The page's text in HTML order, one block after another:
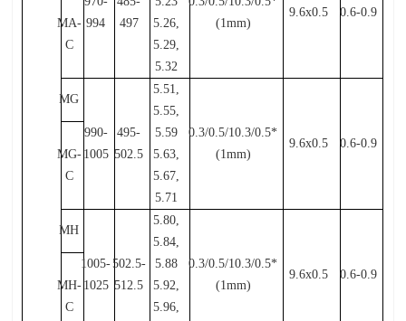
994
497
5.26,
5.29,
5.32
(1mm)
9.6x0.5
0.6-0.9
MA-
C
MG
990-
1005
495-
502.5
5.51,
5.55,
5.59
5.63,
5.67,
5.71
0.3/0.5/10.3/0.5*
(1mm)
9.6x0.5
0.6-0.9
MG-
C
MH
1005-
1025
502.5-
512.5
5.80,
5.84,
5.88
5.92,
5.96,
0.3/0.5/10.3/0.5*
(1mm)
9.6x0.5
0.6-0.9
MH-
C